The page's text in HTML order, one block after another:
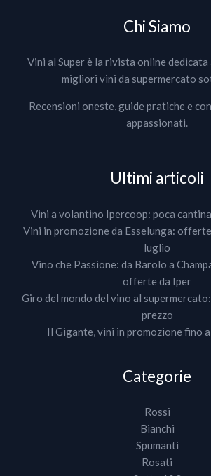
Chi Siamo
Vini al Super è la rivista online
migliori vini da supermercato
Recensioni oneste, guide pratiche e
appassionati.
Ultimi articoli
Vini a volantino Ipercoop: poca
Vini in promozione da Esselunga:
luglio
Vino che Passione: da Barolo a
offerte da Iper
Giro del mondo del vino al
prezzo
Il Gigante, vini in promozione fino
Categorie
Rossi
Bianchi
Spumanti
Rosati